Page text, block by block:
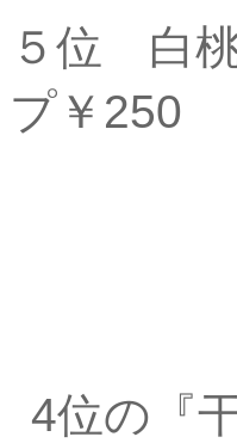
５
プ￥250
4位の『